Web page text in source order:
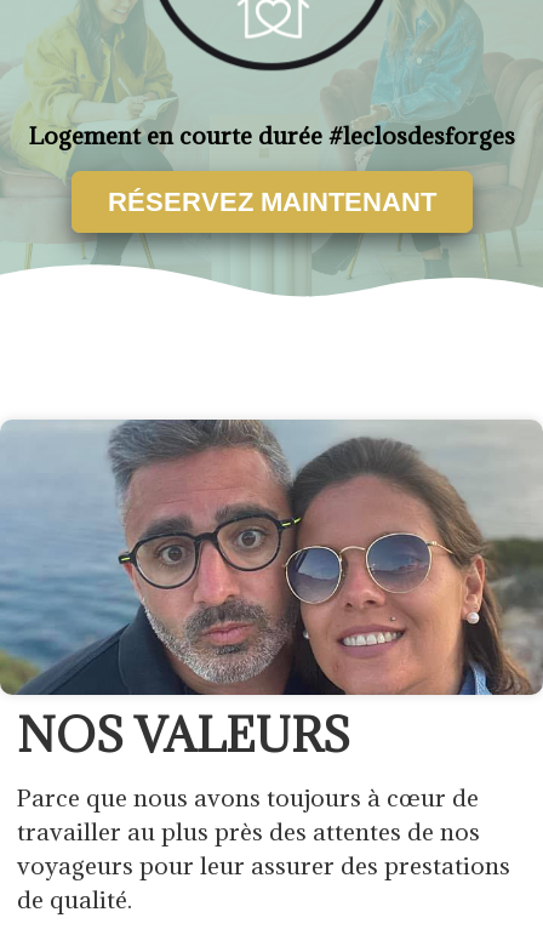
Logement en courte durée #leclosdesforges
RÉSERVEZ MAINTENANT
NOS VALEURS
Parce que nous avons toujours à cœur de
travailler au plus près des attentes de nos
voyageurs pour leur assurer des prestations
de qualité.